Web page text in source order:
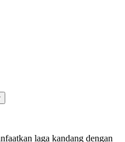
laga kandang dengan